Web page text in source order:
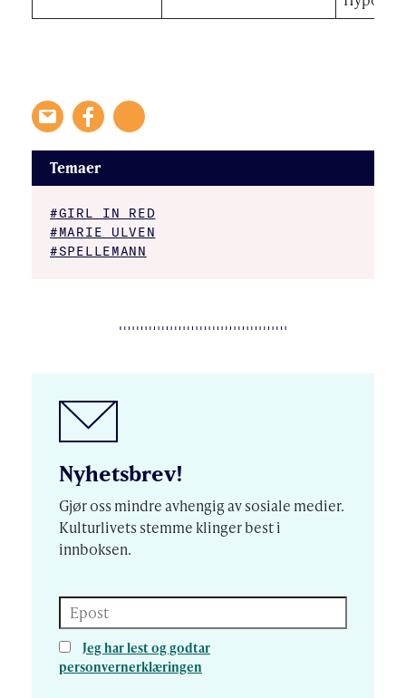
Temaer
#GIRL IN RED
#MARIE ULVEN
#SPELLEMANN
Nyhetsbrev!
Gjør oss mindre avhengig av sosiale medier.
Kulturlivets stemme klinger best i
innboksen.
Epost
Jeg har lest og godtar
personvernerklæringen